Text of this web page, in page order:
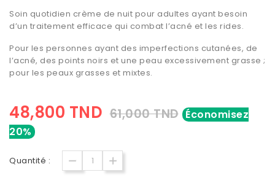
Soin quotidien crème de nuit pour adultes ayant besoin
d’un traitement efficace qui combat l’acné et les rides.
Pour les personnes ayant des imperfections cutanées, de
l’acné, des points noirs et une peau excessivement grasse ;
pour les peaux grasses et mixtes.
48,800 TND 61,000 TND Économisez
20%
Quantité :